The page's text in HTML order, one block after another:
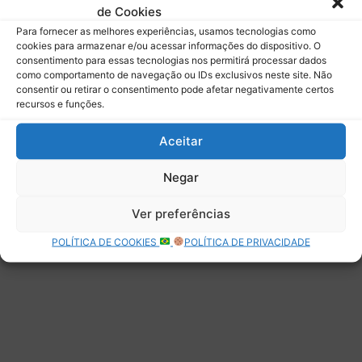
de Cookies
Para fornecer as melhores experiências, usamos tecnologias como
cookies para armazenar e/ou acessar informações do dispositivo. O
consentimento para essas tecnologias nos permitirá processar dados
como comportamento de navegação ou IDs exclusivos neste site. Não
consentir ou retirar o consentimento pode afetar negativamente certos
recursos e funções.
Aceitar
Negar
Ver preferências
POLÍTICA DE COOKIES POLÍTICA DE PRIVACIDADE
Deixe uma resposta